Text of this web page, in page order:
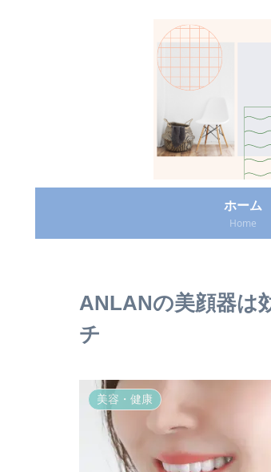
ホーム
Home
ANLANの美顔器は
チ
美容・健康